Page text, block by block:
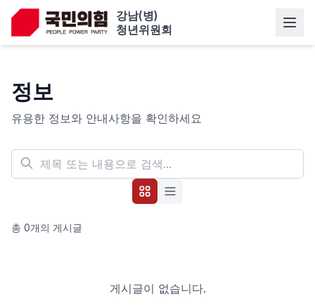
강남(병)
청년위원회
정보
유용한 정보와 안내사항을 확인하세요
총 0개의 게시글
게시글이 없습니다.